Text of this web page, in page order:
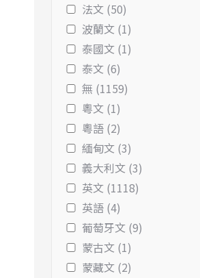
法文 (50)
波蘭文 (1)
泰國文 (1)
泰文 (6)
無 (1159)
粵文 (1)
粵語 (2)
緬甸文 (3)
義大利文 (3)
英文 (1118)
英語 (4)
葡萄牙文 (9)
蒙古文 (1)
蒙藏文 (2)